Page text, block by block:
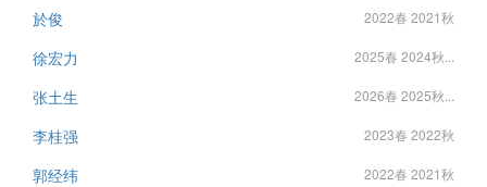
於俊 2022春 2021秋
徐宏力 2025春 2024秋...
张土生 2026春 2025秋...
李桂强 2023春 2022秋
郭经纬 2022春 2021秋